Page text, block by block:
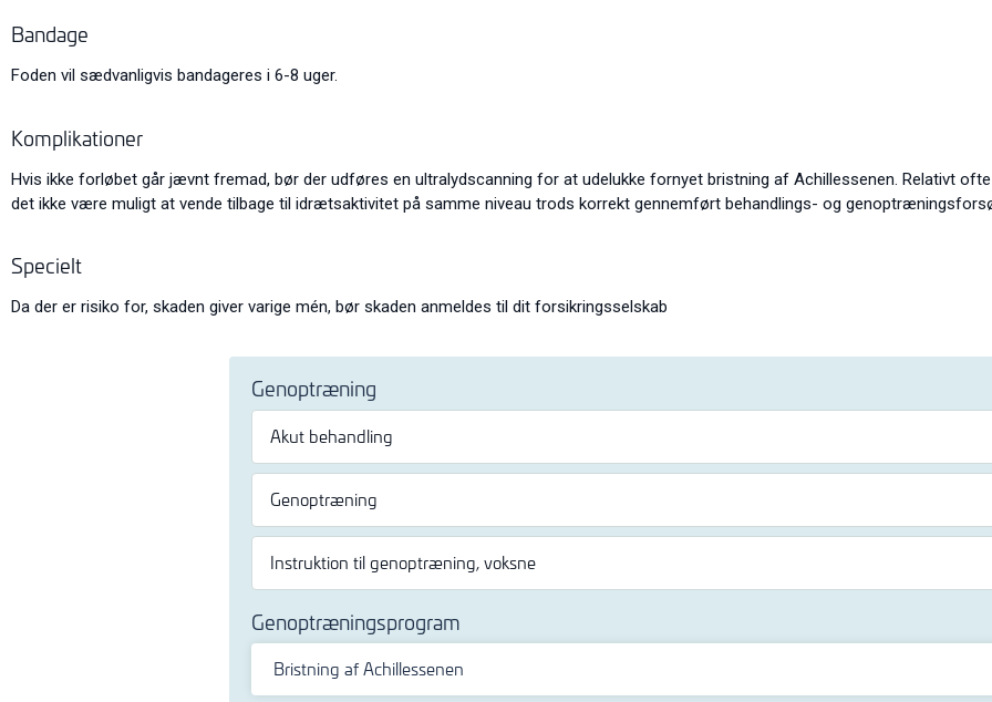
Bandage
Foden vil sædvanligvis bandageres i 6-8 uger.
Komplikationer
Hvis ikke forløbet går jævnt fremad, bør der udføres en ultralydscanning for at udelukke fornyet bristning af Achillessenen. Relativt
det ikke være muligt at vende tilbage til idrætsaktivitet på samme niveau trods korrekt gennemført behandlings- og
Specielt
Da der er risiko for, skaden giver varige mén, bør skaden anmeldes til dit forsikringsselskab
Genoptræning
Akut behandling
Genoptræning
Instruktion til genoptræning, voksne
Genoptræningsprogram
Bristning af Achillessenen